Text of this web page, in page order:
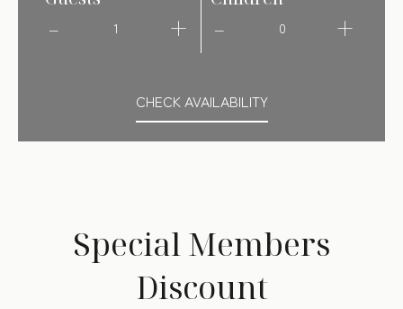
1 0
CHECK AVAILABILITY
Special Members
Discount